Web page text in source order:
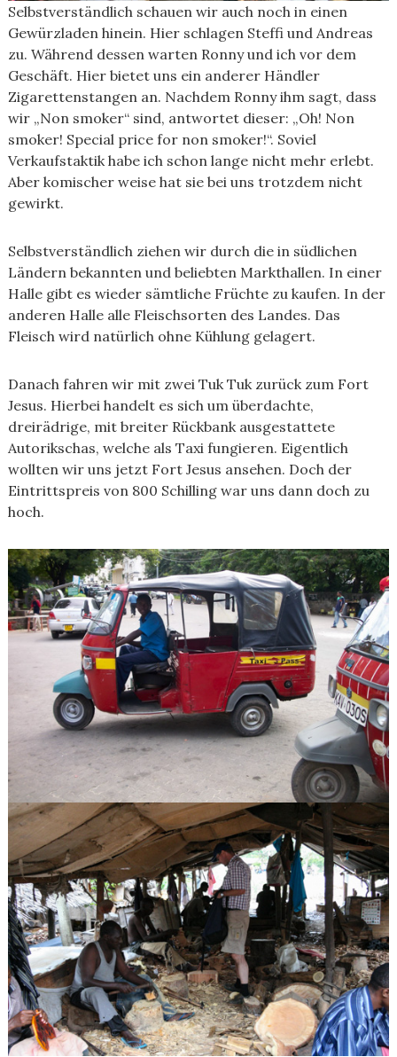
Selbstverständlich schauen wir auch noch in einen
Gewürzladen hinein. Hier schlagen Steffi und Andreas
zu. Während dessen warten Ronny und ich vor dem
Geschäft. Hier bietet uns ein anderer Händler
Zigarettenstangen an. Nachdem Ronny ihm sagt, dass
wir „Non smoker“ sind, antwortet dieser: „Oh! Non
smoker! Special price for non smoker!“. Soviel
Verkaufstaktik habe ich schon lange nicht mehr erlebt.
Aber komischer weise hat sie bei uns trotzdem nicht
gewirkt.
Selbstverständlich ziehen wir durch die in südlichen
Ländern bekannten und beliebten Markthallen. In einer
Halle gibt es wieder sämtliche Früchte zu kaufen. In der
anderen Halle alle Fleischsorten des Landes. Das
Fleisch wird natürlich ohne Kühlung gelagert.
Danach fahren wir mit zwei Tuk Tuk zurück zum Fort
Jesus. Hierbei handelt es sich um überdachte,
dreirädrige, mit breiter Rückbank ausgestattete
Autorikschas, welche als Taxi fungieren. Eigentlich
wollten wir uns jetzt Fort Jesus ansehen. Doch der
Eintrittspreis von 800 Schilling war uns dann doch zu
hoch.